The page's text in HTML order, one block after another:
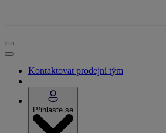
Kontaktovat prodejní tým
Přihlaste se